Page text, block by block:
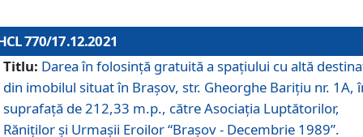
770/17.12.2021
Titlu: Darea în folosinţă gratuită a spaţiului cu altă
din imobilul situat în Braşov, str. Gheorghe Bariţiu nr. 1A,
suprafaţă de 212,33 m.p., către Asociaţia Luptătorilor,
Răniţilor şi Urmaşii Eroilor “Braşov - Decembrie 1989”.